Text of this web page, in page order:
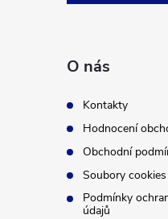
O nás
Kontakty
Hodnocení
Obchodní
Soubory cookies
Podmínky
údajů